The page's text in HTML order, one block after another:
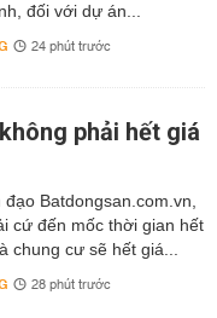
đối với dự án...
24 phút trước
phải hết giá
đạo Batdongsan.com.vn,
cứ đến mốc thời gian hết
chung cư sẽ hết giá...
28 phút trước